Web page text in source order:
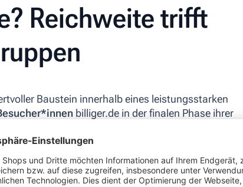
Reichweite trifft
Baustein innerhalb eines leistungsstarken
billiger.de in der finalen Phase ihrer
die Plattform einen potenziellen Neukunden an
haben sich bereits informiert, suchen gezielt
bei einem vertrauenswürdigen Shop und stehen